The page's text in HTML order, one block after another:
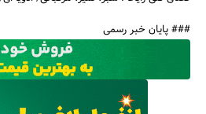
### پایان خبر رسمی